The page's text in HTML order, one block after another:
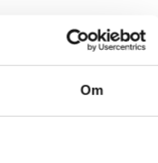
Om